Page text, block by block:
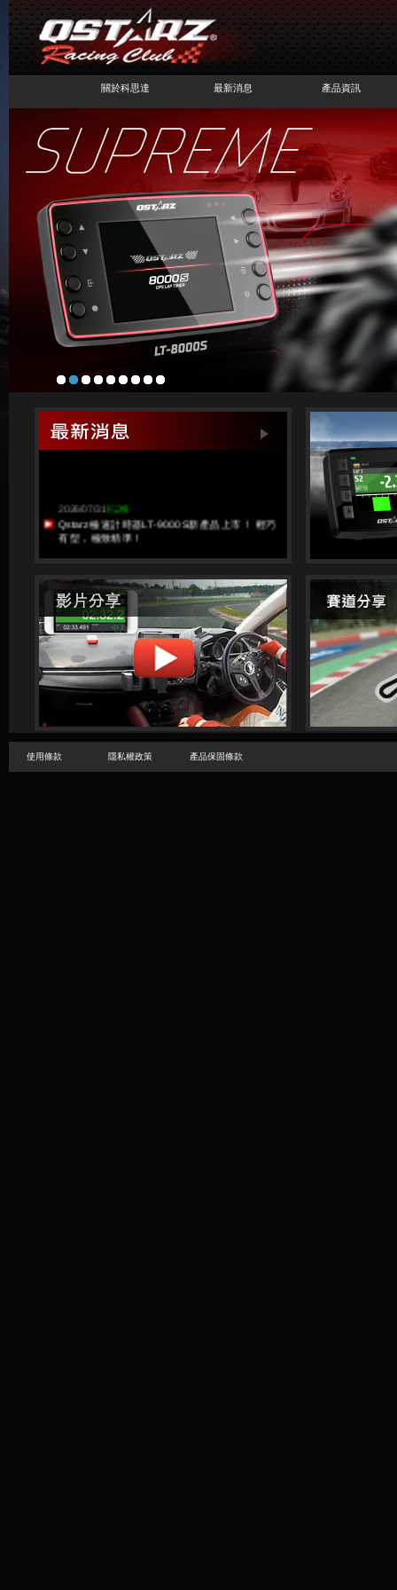
關於科思達 最新消息 產品資訊
使用條款 隱私權政策 產品保固條款